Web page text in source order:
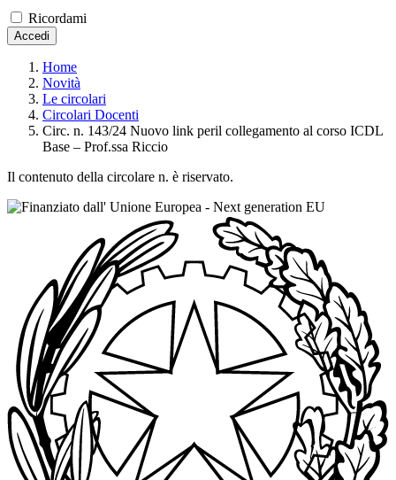
Ricordami
Accedi
Home
Novità
Le circolari
Circolari Docenti
Circ. n. 143/24 Nuovo link peril collegamento al corso ICDL
Base – Prof.ssa Riccio
Il contenuto della circolare n. è riservato.